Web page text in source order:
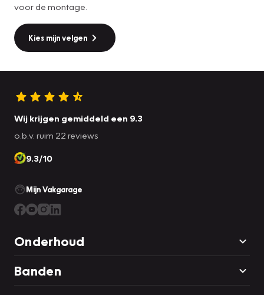
voor de montage.
Kies mijn velgen
Wij krijgen gemiddeld een 9.3
o.b.v. ruim 22 reviews
9.3/10
Mijn Vakgarage
Onderhoud
Banden